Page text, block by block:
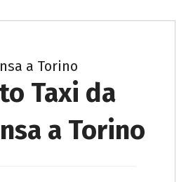
a Torino
Taxi da
a Torino